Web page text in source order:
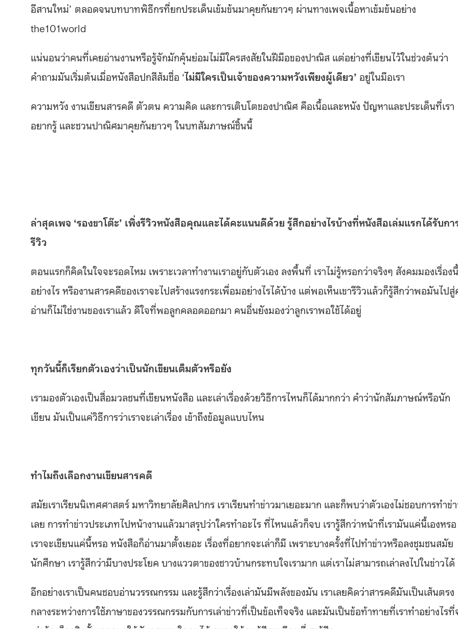
อีสานใหม่’ ตลอดจนบทบาทพิธีกรที่ยกประเด็นเข้มข้นมาคุยกันยาวๆ ผ่านทางเพจเนื้อหาเข้มข้นอย่าง
the101world
แน่นอนว่าคนที่เคยอ่านงานหรือรู้จักมักคุ้นย่อมไม่มีใครสงสัยในฝีมือของปาณิส แต่อย่างที่เขียนไว้ในช่วงต้นว่า
คำถามมันเริ่มต้นเมื่อหนังสือปกสีส้มชื่อ ‘ไม่มีใครเป็นเจ้าของความหวังเพียงผู้เดียว’ อยู่ในมือเรา
ความหวัง งานเขียนสารคดี ตัวตน ความคิด และการเติบโตของปาณิศ คือเนื้อและหนัง ปัญหาและประเด็นที่เรา
อยากรู้ และชวนปาณิศมาคุยกันยาวๆ ในบทสัมภาษณ์ชิ้นนี้
ล่าสุดเพจ ‘รองขาโต๊ะ’ เพิ่งรีวิวหนังสือคุณและได้คะแนนดีด้วย รู้สึกอย่างไรบ้างที่หนังสือเล่มแรกได้รับกา
รีวิว
ตอนแรกก็คิดในใจจะรอดไหม เพราะเวลาทำงานเราอยู่กับตัวเอง ลงพื้นที่ เราไม่รู้หรอกว่าจริงๆ สังคมมองเรื่องนี้
อย่างไร หรืองานสารคดีของเราจะไปสร้างแรงกระเพื่อมอย่างไรได้บ้าง แต่พอเห็นเขารีวิวแล้วก็รู้สึกว่าพอมันไป
อ่านก็ไม่ใช่งานของเราแล้ว ดีใจที่พอลูกคลอดออกมา คนอื่นยังมองว่าลูกเราพอใช้ได้อยู่
ทุกวันนี้ก็เรียกตัวเองว่าเป็นนักเขียนเต็มตัวหรือยัง
เรามองตัวเองเป็นสื่อมวลชนที่เขียนหนังสือ และเล่าเรื่องด้วยวิธีการไหนก็ได้มากกว่า คำว่านักสัมภาษณ์หรือนัก
เขียน มันเป็นแค่วิธีการว่าเราจะเล่าเรื่อง เข้าถึงข้อมูลแบบไหน
ทำไมถึงเลือกงานเขียนสารคดี
สมัยเราเรียนนิเทศศาสตร์ มหาวิทยาลัยศิลปากร เราเรียนทำข่าวมาเยอะมาก และก็พบว่าตัวเองไม่ชอบการทำข่
เลย การทำข่าวประเภทไปหน้างานแล้วมาสรุปว่าใครทำอะไร ที่ไหนแล้วก็จบ เรารู้สึกว่าหน้าที่เรามันแค่นี้เองหรอ
เราจะเขียนแค่นี้หรอ หนังสือก็อ่านมาตั้งเยอะ เรื่องที่อยากจะเล่าก็มี เพราะบางครั้งที่ไปทำข่าวหรือลงชุมชนสมัย
นักศึกษา เรารู้สึกว่ามีบางประโยค บางแววตาของชาวบ้านกระทบใจเรามาก แต่เราไม่สามารถเล่าลงไปในข่าวได้
อีกอย่างเราเป็นคนชอบอ่านวรรณกรรม และรู้สึกว่าเรื่องเล่ามันมีพลังของมัน เราเลยคิดว่าสารคดีมันเป็นเส้นตรง
กลางระหว่างการใช้ภาษาของวรรณกรรมกับการเล่าข่าวที่เป็นข้อเท็จจริง และมันเป็นข้อท้าทายที่เราทำอย่างไรที่